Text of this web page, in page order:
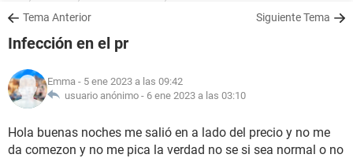
SALUD
NUTRICIÓN
BIENESTAR
Tema Anterior Siguiente Tema
Infección en el pr
Emma - 5 ene 2023 a las 09:42
usuario anónimo - 6 ene 2023 a las 03:10
Hola buenas noches me salió en a lado del precio y no me
da comezon y no me pica la verdad no se si sea normal o no